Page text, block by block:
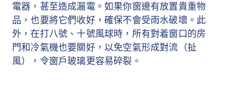
電器，甚至造成漏電。如果你窗邊有放置貴重物
品，也要將它們收好，確保不會受雨水破壞。此
外，在打八號、十號風球時，所有對着窗口的房
門和冷氣機也要關好，以免空氣形成對流（扯
風），令窗戶玻璃更容易碎裂。